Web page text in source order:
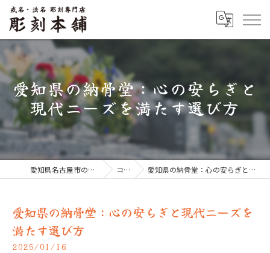
愛知県の納骨堂：心の安らぎと
現代ニーズを満たす選び方
愛知県名古屋市のお墓なら彫刻本舗 コラム 愛知県の納骨堂：心の安らぎと現代ニーズを満たす選び方
愛知県の納骨堂：心の安らぎと現代ニーズを
満たす選び方
2025/01/16